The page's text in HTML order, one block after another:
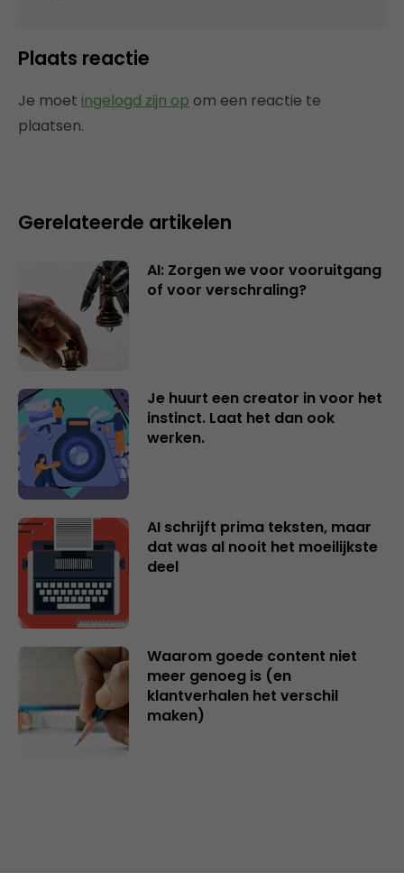
Plaats reactie
Je moet ingelogd zijn op om een reactie te
plaatsen.
Gerelateerde artikelen
AI: Zorgen we voor vooruitgang
of voor verschraling?
Je huurt een creator in voor het
instinct. Laat het dan ook
werken.
AI schrijft prima teksten, maar
dat was al nooit het moeilijkste
deel
Waarom goede content niet
meer genoeg is (en
klantverhalen het verschil
maken)